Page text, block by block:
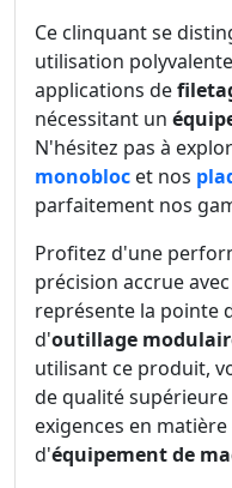
Ce clinquant se
utilisation
applications de
nécessitant un
N'hésitez pas à
monobloc et nos
parfaitement nos
Profitez d'une
précision accrue
représente la pointe
d'outillage
utilisant ce produit,
de qualité
exigences en matière
d'équipement de